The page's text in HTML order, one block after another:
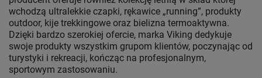
wchodzą ultralekkie czapki, rękawice „running”, produkty
outdoor, kije trekkingowe oraz bielizna termoaktywna.
Dzięki bardzo szerokiej ofercie, marka Viking dedykuje
swoje produkty wszystkim grupom klientów, poczynając od
turystyki i rekreacji, kończąc na profesjonalnym,
sportowym zastosowaniu.